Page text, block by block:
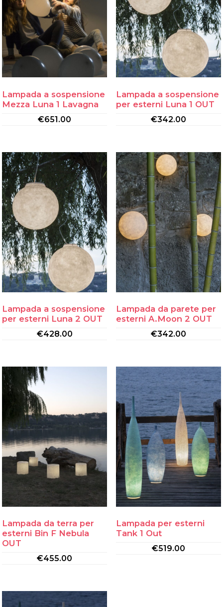
Lampada a sospensione
Mezza Luna 1 Lavagna
€651.00
Lampada a sospensione
per esterni Luna 1 OUT
€342.00
Lampada a sospensione
per esterni Luna 2 OUT
€428.00
Lampada da parete per
esterni A.Moon 2 OUT
€342.00
Lampada da terra per
esterni Bin F Nebula
OUT
€455.00
Lampada per esterni
Tank 1 Out
€519.00